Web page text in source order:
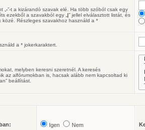
-”-t a kizárandó szavak elé. Ha több szóból csak egy
ezekből a szavakból egy „ |” jellel elválasztott listát, és
közé. Részleges szavakhoz használd a *
a * jokerkaraktert.
melyben keresni szeretnél. A keresés
az alfórumokban is, hacsak alább nem kapcsoltad ki
beállítást.
Igen Nem